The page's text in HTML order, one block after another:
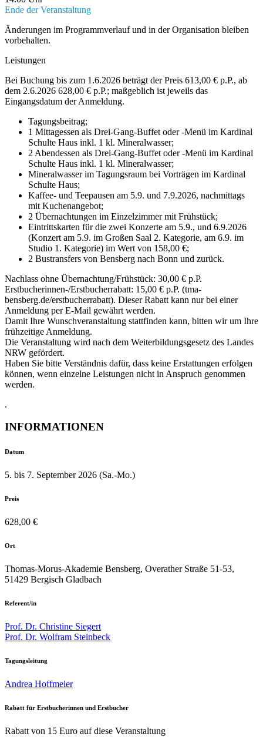
Ende der Veranstaltung
Änderungen im Programmverlauf und in der Organisation bleiben
vorbehalten.
Leistungen
Bei Buchung bis zum 1.6.2026 beträgt der Preis 613,00 € p.P., ab
dem 2.6.2026 628,00 € p.P.; maßgeblich ist jeweils das
Eingangsdatum der Anmeldung.
Tagungsbeitrag;
1 Mittagessen als Drei-Gang-Buffet oder -Menü im Kardinal
Schulte Haus inkl. 1 kl. Mineralwasser;
2 Abendessen als Drei-Gang-Buffet oder -Menü im Kardinal
Schulte Haus inkl. 1 kl. Mineralwasser;
Mineralwasser im Tagungsraum bei Vorträgen im Kardinal
Schulte Haus;
Kaffee- und Teepausen am 5.9. und 7.9.2026, nachmittags
mit Kuchenangebot;
2 Übernachtungen im Einzelzimmer mit Frühstück;
Eintrittskarten für die zwei Konzerte am 5.9., und 6.9.2026
(Konzert am 5.9. im Großen Saal 2. Kategorie, am 6.9. im
Studio 1. Kategorie) im Wert von 158,00 €;
2 Bustransfers von Bensberg nach Bonn und zurück.
Nachlass ohne Übernachtung/Frühstück: 30,00 € p.P.
Erstbucherinnen-/Erstbucherrabatt: 15,00 € p.P. (tma-
bensberg.de/erstbucherrabatt). Dieser Rabatt kann nur bei einer
Anmeldung per E-Mail gewährt werden.
Damit Ihre Wunschveranstaltung stattfinden kann, bitten wir um Ihre
frühzeitige Anmeldung.
Die Veranstaltung wird nach dem Weiterbildungsgesetz des Landes
NRW gefördert.
Haben Sie bitte Verständnis dafür, dass keine Erstattungen erfolgen
können, wenn einzelne Leistungen nicht in Anspruch genommen
werden.
.
INFORMATIONEN
Datum
5. bis 7. September 2026 (Sa.-Mo.)
Preis
628,00 €
Ort
Thomas-Morus-Akademie Bensberg, Overather Straße 51-53,
51429 Bergisch Gladbach
Referent/in
Prof. Dr. Christine Siegert
Prof. Dr. Wolfram Steinbeck
Tagungsleitung
Andrea Hoffmeier
Rabatt für Erstbucherinnen und Erstbucher
Rabatt von 15 Euro auf diese Veranstaltung